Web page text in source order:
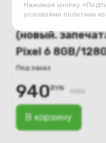
Нажимая кнопку
условиями политики
(новый.
Pixel 6 8GB/
Под заказ
В корзину
940BYN 1130